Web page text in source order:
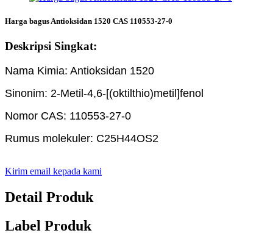
Harga bagus Antioksidan 1520 CAS 110553-27-0
Deskripsi Singkat:
Nama Kimia: Antioksidan 1520
Sinonim: 2-Metil-4,6-[(oktilthio)metil]fenol
Nomor CAS: 110553-27-0
Rumus molekuler: C25H44OS2
Kirim email kepada kami
Detail Produk
Label Produk